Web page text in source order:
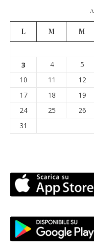
L M M
3 4 5
10
11 12
17
18 19
24
25 26
31